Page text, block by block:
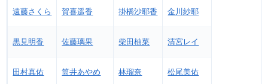
遠藤さくら 賀喜遥香 掛橋沙耶香 金川紗耶
黒見明香 佐藤璃果 柴田柚菜 清宮レイ
田村真佑 筒井あやめ 林瑠奈 松尾美佑